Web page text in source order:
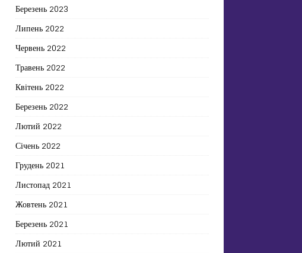
Березень 2023
Липень 2022
Червень 2022
Травень 2022
Квітень 2022
Березень 2022
Лютий 2022
Січень 2022
Грудень 2021
Листопад 2021
Жовтень 2021
Березень 2021
Лютий 2021